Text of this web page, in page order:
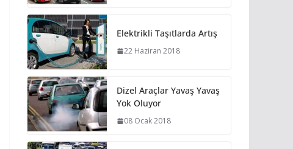
Elektrikli Taşıtlarda Artış
22 Haziran 2018
Dizel Araçlar Yavaş Yavaş
Yok Oluyor
08 Ocak 2018